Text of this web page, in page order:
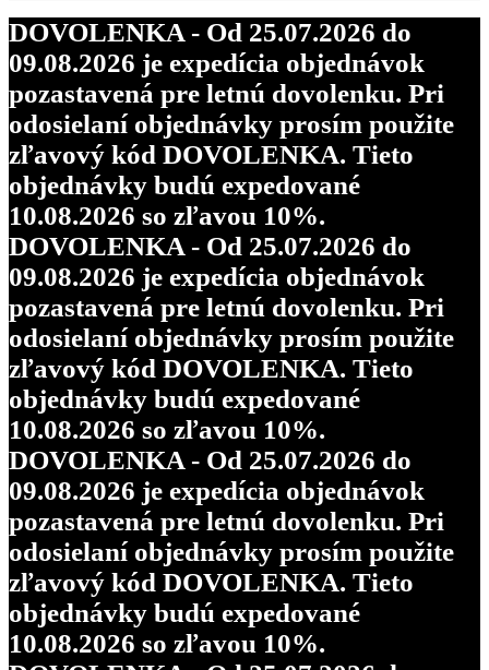
DOVOLENKA - Od 25.07.2026 do
09.08.2026 je expedícia objednávok
pozastavená pre letnú dovolenku. Pri
odosielaní objednávky prosím použite
zľavový kód DOVOLENKA. Tieto
objednávky budú expedované
10.08.2026 so zľavou 10%.
DOVOLENKA - Od 25.07.2026 do
09.08.2026 je expedícia objednávok
pozastavená pre letnú dovolenku. Pri
odosielaní objednávky prosím použite
zľavový kód DOVOLENKA. Tieto
objednávky budú expedované
10.08.2026 so zľavou 10%.
DOVOLENKA - Od 25.07.2026 do
09.08.2026 je expedícia objednávok
pozastavená pre letnú dovolenku. Pri
odosielaní objednávky prosím použite
zľavový kód DOVOLENKA. Tieto
objednávky budú expedované
10.08.2026 so zľavou 10%.